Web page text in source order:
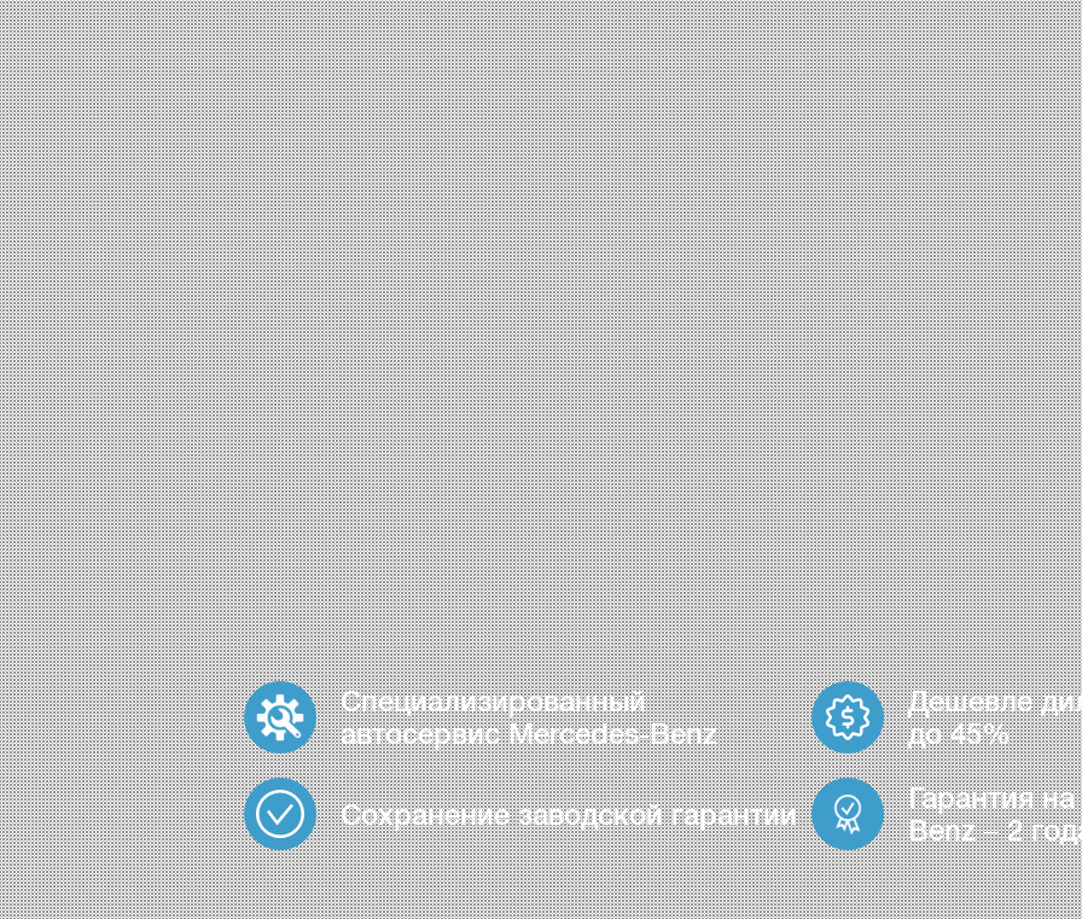
Специализированный
автосервис Mercedes-Benz
Дешевле
до 45%
Сохранение заводской гарантии
Гарантия
Benz – 2